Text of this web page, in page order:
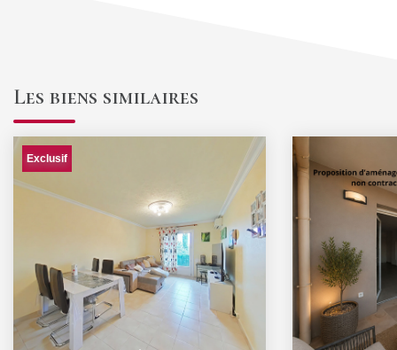
Les biens similaires
Exclusif